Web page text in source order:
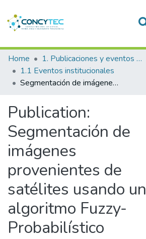
Communities & Collections
Research Outputs
People
Statistics
Home
1. Publicaciones y eventos institucionales
1.1 Eventos institucionales
Segmentación de imágenes provenientes de satélites usando un algoritmo Fuzzy-Probabilístico
Publication:
Segmentación de
imágenes
provenientes de
satélites usando un
algoritmo Fuzzy-
Probabilístico